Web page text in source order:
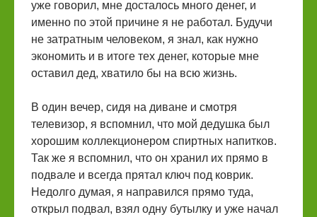
уже говорил, мне досталось много денег, и
именно по этой причине я не работал. Будучи
не затратным человеком, я знал, как нужно
экономить и в итоге тех денег, которые мне
оставил дед, хватило бы на всю жизнь.
В один вечер, сидя на диване и смотря
телевизор, я вспомнил, что мой дедушка был
хорошим коллекционером спиртных напитков.
Так же я вспомнил, что он хранил их прямо в
подвале и всегда прятал ключ под коврик.
Недолго думая, я направился прямо туда,
открыл подвал, взял одну бутылку и уже начал